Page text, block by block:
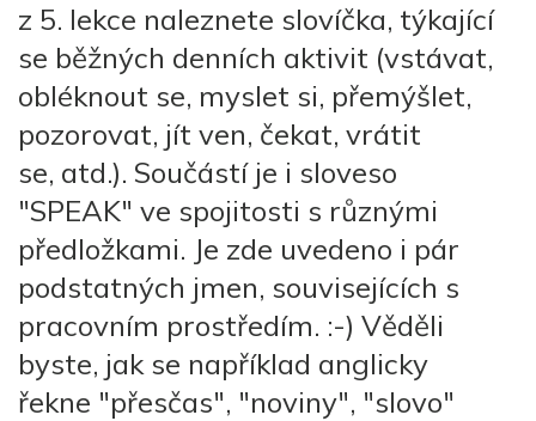
z 5. lekce naleznete slovíčka, týkající
se běžných denních aktivit (vstávat,
obléknout se, myslet si, přemýšlet,
pozorovat, jít ven, čekat, vrátit
se, atd.). Součástí je i sloveso
"SPEAK" ve spojitosti s různými
předložkami. Je zde uvedeno i pár
podstatných jmen, souvisejících s
pracovním prostředím. :-) Věděli
byste, jak se například anglicky
řekne "přesčas", "noviny", "slovo"